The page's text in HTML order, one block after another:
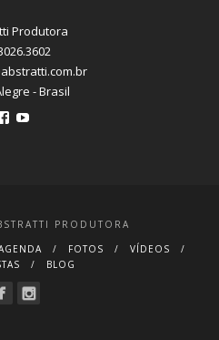
Produtora
- Brasil
Ver
PRODUTORA
FOTOS
VÍDEOS
BLOG